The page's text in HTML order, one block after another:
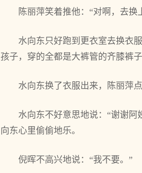
陈丽萍笑着推他：“对啊，去换
水向东只好跑到更衣室去换衣
孩子，穿的全都是大裤管的齐膝裤子
水向东换了衣服出来，陈丽萍
水向东不好意思地说：“谢谢
向东心里偷偷地乐。
倪晖不高兴地说：“我不要。”